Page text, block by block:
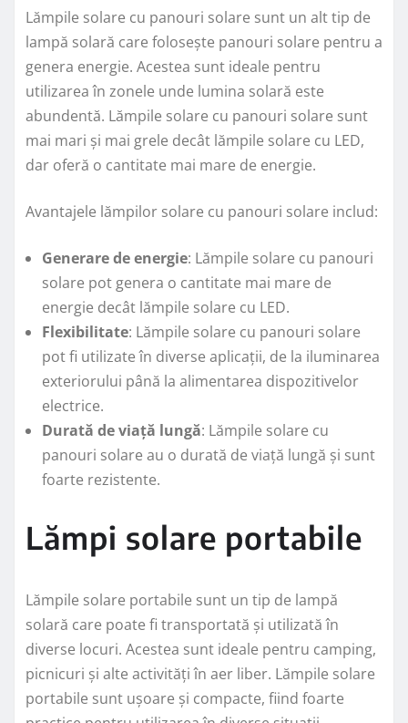
Lămpile solare cu panouri solare sunt un alt tip de
lampă solară care folosește panouri solare pentru a
genera energie. Acestea sunt ideale pentru
utilizarea în zonele unde lumina solară este
abundentă. Lămpile solare cu panouri solare sunt
mai mari și mai grele decât lămpile solare cu LED,
dar oferă o cantitate mai mare de energie.
Avantajele lămpilor solare cu panouri solare includ:
Generare de energie: Lămpile solare cu panouri
solare pot genera o cantitate mai mare de
energie decât lămpile solare cu LED.
Flexibilitate: Lămpile solare cu panouri solare
pot fi utilizate în diverse aplicații, de la iluminarea
exteriorului până la alimentarea dispozitivelor
electrice.
Durată de viață lungă: Lămpile solare cu
panouri solare au o durată de viață lungă și sunt
foarte rezistente.
Lămpi solare portabile
Lămpile solare portabile sunt un tip de lampă
solară care poate fi transportată și utilizată în
diverse locuri. Acestea sunt ideale pentru camping,
picnicuri și alte activități în aer liber. Lămpile solare
portabile sunt ușoare și compacte, fiind foarte